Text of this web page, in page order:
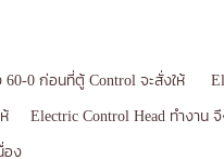
0 ก่อนที่ตู้ Control จะสั่งให้
ห้ Electric Control Head ทำงา
อง